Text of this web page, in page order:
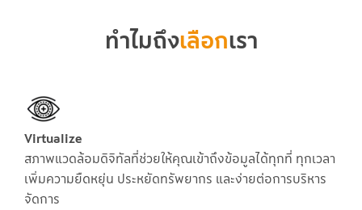
ทำไมถึงเลือกเรา
Virtualize
สภาพแวดล้อมดิจิทัลที่ช่วยให้คุณเข้าถึงข้อมูลได้ทุกที่ ทุกเวลา
เพิ่มความยืดหยุ่น ประหยัดทรัพยากร และง่ายต่อการบริหาร
จัดการ